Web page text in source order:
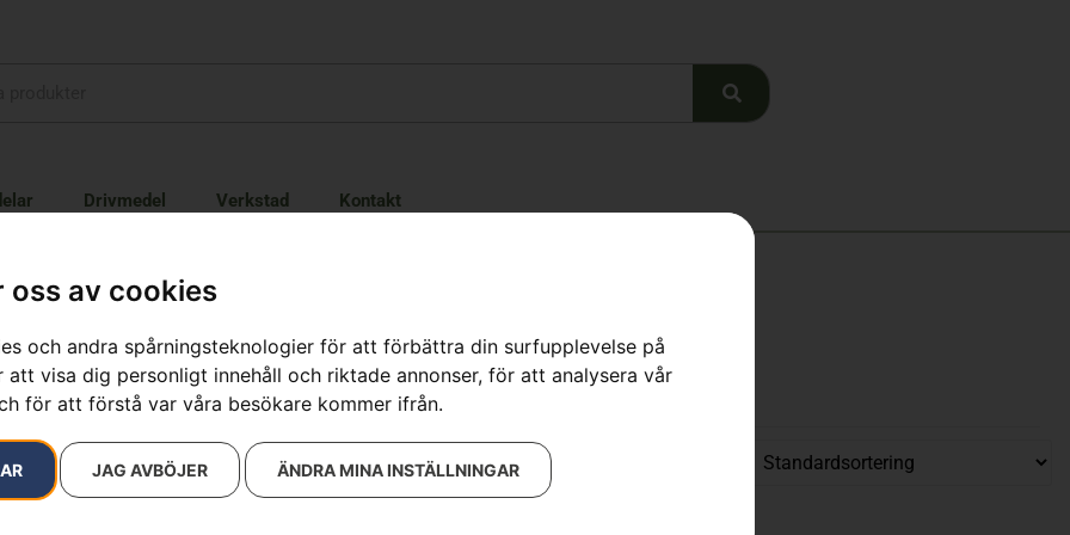
oss av cookies
och andra spårningsteknologier för att förbättra din surfupplevelse på
visa dig personligt innehåll och riktade annonser, för att analysera vår
för att förstå var våra besökare kommer ifrån.
JAG AVBÖJER ÄNDRA MINA INSTÄLLNINGAR
Drivmedel Verkstad Kontakt